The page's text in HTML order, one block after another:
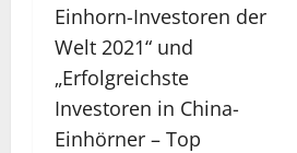
Einhorn-Investoren der
Welt 2021“ und
„Erfolgreichste
Investoren in China-
Einhörner – Top